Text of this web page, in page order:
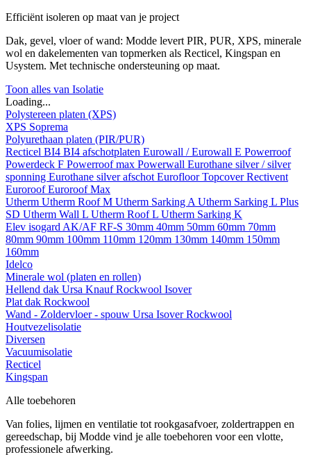
Efficiënt isoleren op maat van je project
Dak, gevel, vloer of wand: Modde levert PIR, PUR, XPS, minerale
wol en dakelementen van topmerken als Recticel, Kingspan en
Usystem. Met technische ondersteuning op maat.
Toon alles van Isolatie
Loading...
Polystereen platen (XPS)
XPS Soprema
Polyurethaan platen (PIR/PUR)
Recticel BI4 BI4 afschotplaten Eurowall / Eurowall E Powerroof
Powerdeck F Powerroof max Powerwall Eurothane silver / silver
sponning Eurothane silver afschot EurofloorTopcoverRectivent
EuroroofEuroroof Max
Utherm Utherm Roof M Utherm Sarking A Utherm Sarking L Plus
SD Utherm Wall L Utherm Roof L Utherm Sarking K
Elev isogard AK/AF RF-S 30mm 40mm 50mm 60mm 70mm
80mm 90mm 100mm 110mm 120mm 130mm 140mm 150mm
160mm
Idelco
Minerale wol (platen en rollen)
Hellend dak Ursa KnaufRockwool Isover
Plat dak Rockwool
Wand - Zoldervloer - spouw Ursa IsoverRockwool
Houtvezelisolatie
Diversen
Vacuumisolatie
Recticel
Kingspan
Alle toebehoren
Van folies, lijmen en ventilatie tot rookgasafvoer, zoldertrappen en
gereedschap, bij Modde vind je alle toebehoren voor een vlotte,
professionele afwerking.